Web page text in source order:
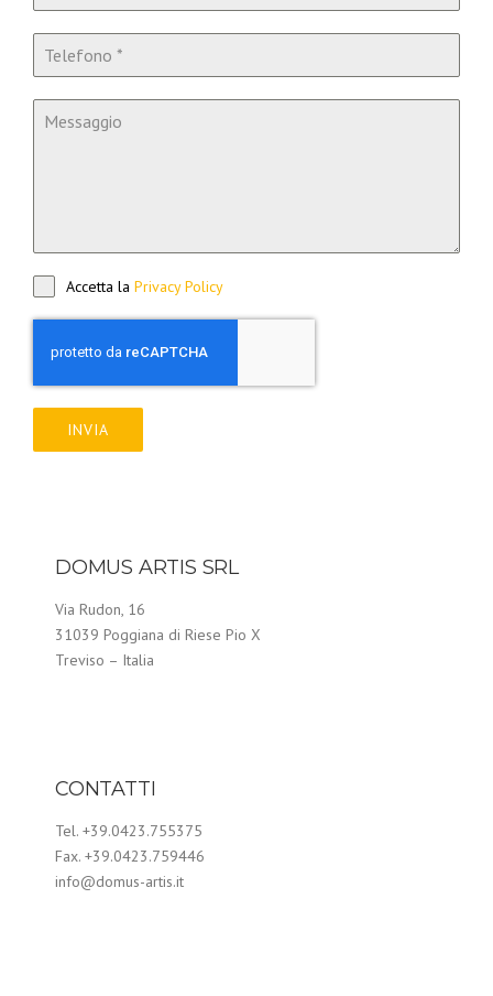
Accetta la Privacy Policy
INVIA
DOMUS ARTIS SRL
Via Rudon, 16
31039 Poggiana di Riese Pio X
Treviso – Italia
CONTATTI
Tel. +39.0423.755375
Fax. +39.0423.759446
info@domus-artis.it